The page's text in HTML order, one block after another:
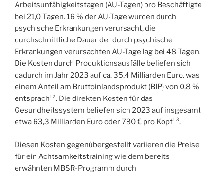
Arbeitsunfähigkeitstagen (AU-Tagen) pro Beschäftigte
bei 21,0 Tagen. 16 % der AU-Tage wurden durch
psychische Erkrankungen verursacht, die
durchschnittliche Dauer der durch psychische
Erkrankungen verursachten AU-Tage lag bei 48 Tagen.
Die Kosten durch Produktionsausfälle beliefen sich
dadurch im Jahr 2023 auf ca. 35,4 Milliarden Euro, was
einem Anteil am Bruttoinlandsprodukt (BIP) von 0,8 %
entsprach¹². Die direkten Kosten für das
Gesundheitssystem beliefen sich 2023 auf insgesamt
etwa 63,3 Milliarden Euro oder 780 € pro Kopf¹³.
Diesen Kosten gegenübergestellt variieren die Preise
für ein Achtsamkeitstraining wie dem bereits
erwähnten MBSR-Programm durch